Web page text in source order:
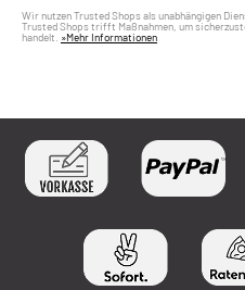
Wir nutzen Trusted Shops als unabhängigen
Trusted Shops trifft Maßnahmen, um
handelt. »Mehr Informationen